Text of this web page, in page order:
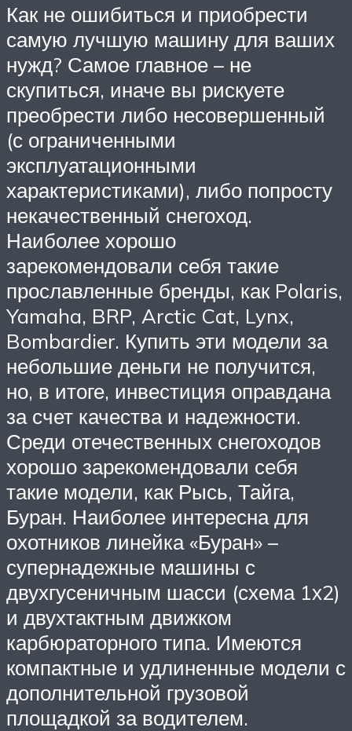
Как не ошибиться и приобрести
самую лучшую машину для ваших
нужд? Самое главное – не
скупиться, иначе вы рискуете
преобрести либо несовершенный
(с ограниченными
эксплуатационными
характеристиками), либо попросту
некачественный снегоход.
Наиболее хорошо
зарекомендовали себя такие
прославленные бренды, как Polaris,
Yamaha, BRP, Arctic Cat, Lynx,
Bombardier. Купить эти модели за
небольшие деньги не получится,
но, в итоге, инвестиция оправдана
за счет качества и надежности.
Среди отечественных снегоходов
хорошо зарекомендовали себя
такие модели, как Рысь, Тайга,
Буран. Наиболее интересна для
охотников линейка «Буран» –
супернадежные машины с
двухгусеничным шасси (схема 1х2)
и двухтактным движком
карбюраторного типа. Имеются
компактные и удлиненные модели с
дополнительной грузовой
площадкой за водителем.